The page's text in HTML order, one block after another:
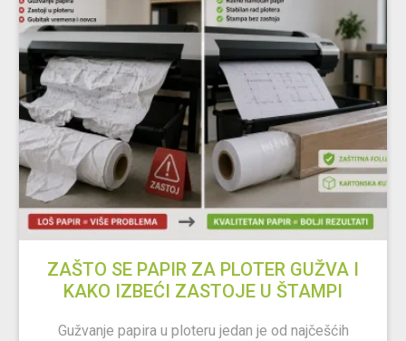
ZAŠTO SE PAPIR ZA PLOTER GUŽVA I
KAKO IZBEĆI ZASTOJE U ŠTAMPI
Gužvanje papira u ploteru jedan je od najčešćih